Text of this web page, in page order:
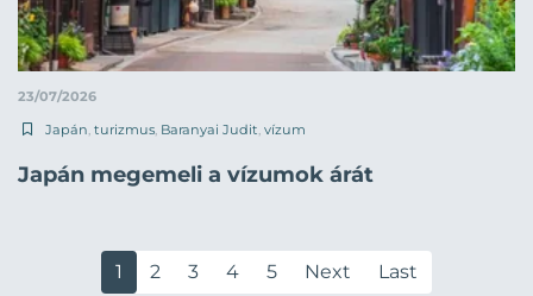
23/07/2026
Japán, turizmus, Baranyai Judit, vízum
Japán megemeli a vízumok árát
1 2 3 4 5 Next Last